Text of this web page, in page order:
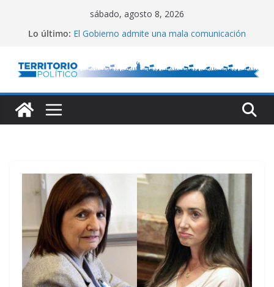
sábado, agosto 8, 2026
Lo último: El Gobierno admite una mala comunicación
Alta inflación en CABA